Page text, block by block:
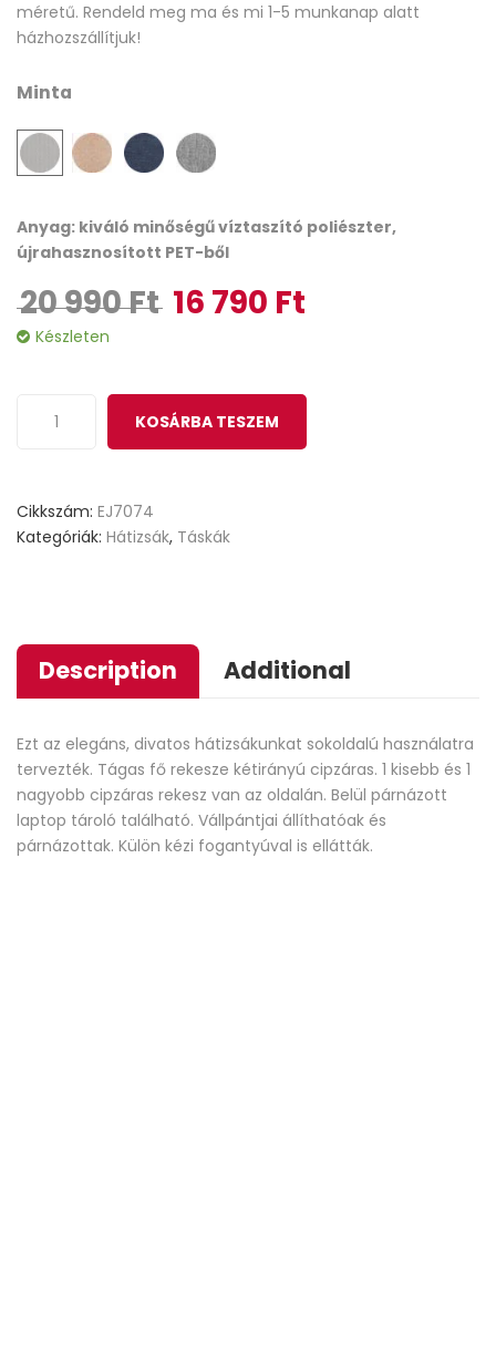
of
based
customer
méretű. Rendeld meg ma és mi 1-5 munkanap alatt
házhozszállítjuk!
Minta
Anyag: kiváló minőségű víztaszító poliészter,
újrahasznosított PET-ből
20 990Ft Original price was: 20 990 Ft.
16 790 Ft
Készleten
KOSÁRBA TESZEM
Cikkszám: EJ7074
Kategóriák: Hátizsák, Táskák
Description Additional
Ezt az elegáns, divatos hátizsákunkat sokoldalú használatra
tervezték. Tágas fő rekesze kétirányú cipzáras. 1 kisebb és 1
nagyobb cipzáras rekesz van az oldalán. Belül párnázott
laptop tároló található. Vállpántjai állíthatóak és
párnázottak. Külön kézi fogantyúval is ellátták.